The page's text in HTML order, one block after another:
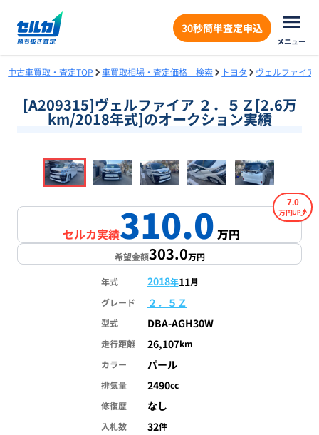
30秒簡単査定申込
メニュー
中古車買取・査定TOP 車買取相場・査定価格 検索 トヨタ ヴェルファイア
[A209315]ヴェルファイア ２．５Ｚ[2.6万
km/2018年式]のオークション実績
1/18
セルカ実績310.0万円
7.0
万円
希望金額303.0万円
年式 2018年11月
グレード
２．５Ｚ
型式 DBA-AGH30W
走行距離 26,107km
カラー
パール
排気量 2490cc
修復歴
なし
入札数 32件